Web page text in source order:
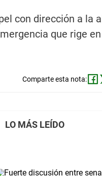
con dirección a la
que rige
Comparte esta nota:
LO MÁS LEÍDO